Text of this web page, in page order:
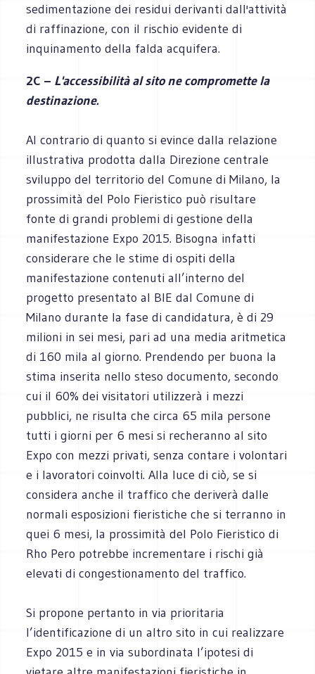
sedimentazione dei residui derivanti dall'attività
di raffinazione, con il rischio evidente di
inquinamento della falda acquifera.
2C – L'accessibilità al sito ne compromette la
destinazione.
Al contrario di quanto si evince dalla relazione
illustrativa prodotta dalla Direzione centrale
sviluppo del territorio del Comune di Milano, la
prossimità del Polo Fieristico può risultare
fonte di grandi problemi di gestione della
manifestazione Expo 2015. Bisogna infatti
considerare che le stime di ospiti della
manifestazione contenuti all’interno del
progetto presentato al BIE dal Comune di
Milano durante la fase di candidatura, è di 29
milioni in sei mesi, pari ad una media aritmetica
di 160 mila al giorno. Prendendo per buona la
stima inserita nello steso documento, secondo
cui il 60% dei visitatori utilizzerà i mezzi
pubblici, ne risulta che circa 65 mila persone
tutti i giorni per 6 mesi si recheranno al sito
Expo con mezzi privati, senza contare i volontari
e i lavoratori coinvolti. Alla luce di ciò, se si
considera anche il traffico che deriverà dalle
normali esposizioni fieristiche che si terranno in
quei 6 mesi, la prossimità del Polo Fieristico di
Rho Pero potrebbe incrementare i rischi già
elevati di congestionamento del traffico.
Si propone pertanto in via prioritaria
l’identificazione di un altro sito in cui realizzare
Expo 2015 e in via subordinata l’ipotesi di